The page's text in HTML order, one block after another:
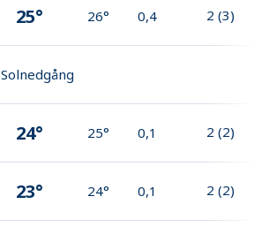
25° 26° 0,4 2 (3)
Solnedgång
24° 25° 0,1 2 (2)
23° 24° 0,1 2 (2)